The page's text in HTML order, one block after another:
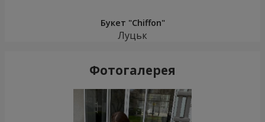
Букет "Chiffon"
Луцьк
Фотогалерея